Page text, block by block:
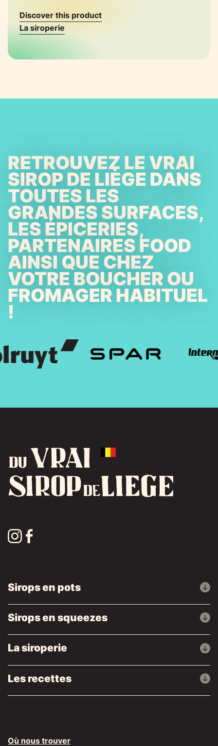
Discover this product
La siroperie
RETROUVEZ LE VRAI
SIROP DE LIÈGE DANS
TOUTES LES
GRANDES SURFACES,
LES ÉPICERIES,
PARTENAIRES FOOD
AINSI QUE CHEZ
VOTRE BOUCHER OU
FROMAGER HABITUEL
Sirops en pots
Sirops en squeezes
La siroperie
Les recettes
Où nous trouver